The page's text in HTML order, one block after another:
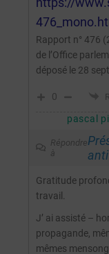
Rapport n° 476
de l’Office
déposé le 28
0
pascal
Répondre
à
Gratitude
travail.
J’ ai assisté –
propagande,
mêmes